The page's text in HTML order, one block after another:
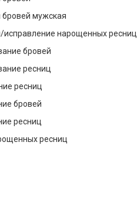
бровей мужская
исправление нарощенных ресниц
бровей
ресниц
ресниц
бровей
ресниц
ресниц